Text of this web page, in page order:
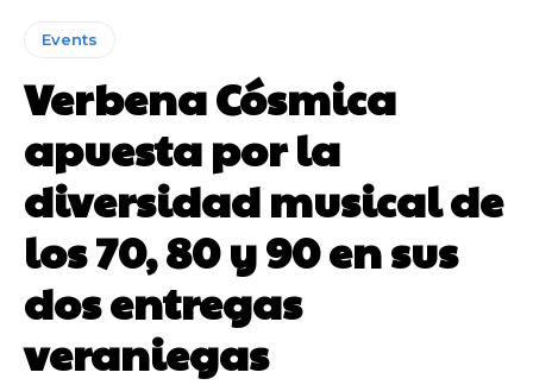
Events
Verbena Cósmica
apuesta por la
diversidad musical de
los 70, 80 y 90 en sus
dos entregas
veraniegas